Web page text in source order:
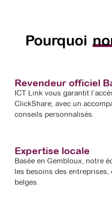
Pourquoi
Revendeur officiel
ICT Link vous garantit
ClickShare, avec un
conseils personnalisés.
Expertise locale
Basée en Gembloux, notre
les besoins des
belges.